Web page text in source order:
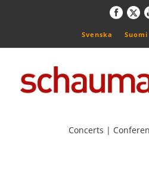
Svenska Suomi
Concerts |